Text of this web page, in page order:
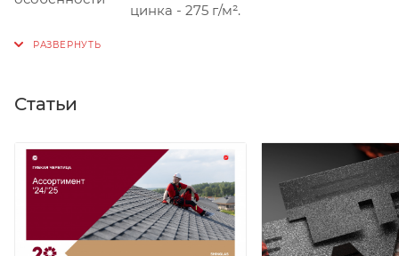
цинка - 275 г/м².
Статьи